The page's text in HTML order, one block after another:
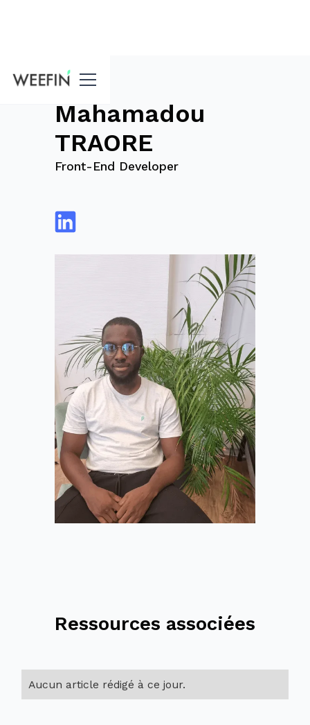
Blog
Mahamadou
TRAORE
Front-End Developer
Ressources associées
Aucun article rédigé à ce jour.